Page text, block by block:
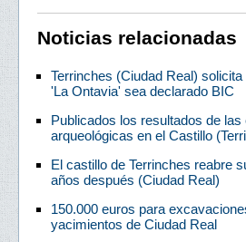
Noticias relacionadas
Terrinches (Ciudad Real)
'La Ontavia' sea declarado BIC
Publicados los resultados de
arqueológicas en el Castillo
El castillo de Terrinches reabre
años después (Ciudad Real)
150.000 euros para
yacimientos de Ciudad Real